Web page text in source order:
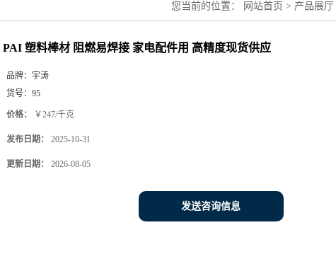
您当前的位置： 网站首页 > 产品展厅
PAI 塑料棒材 阻燃易焊接 家电配件用 高精度现货供应
品牌： 宇涛
货号： 95
价格： ￥247/千克
发布日期： 2025-10-31
更新日期： 2026-08-05
发送咨询信息